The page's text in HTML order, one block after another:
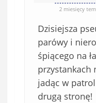
2 miesięcy
Dzisiejsza
parówy i
śpiącego na
przystankach
jadąc w
drugą stronę!